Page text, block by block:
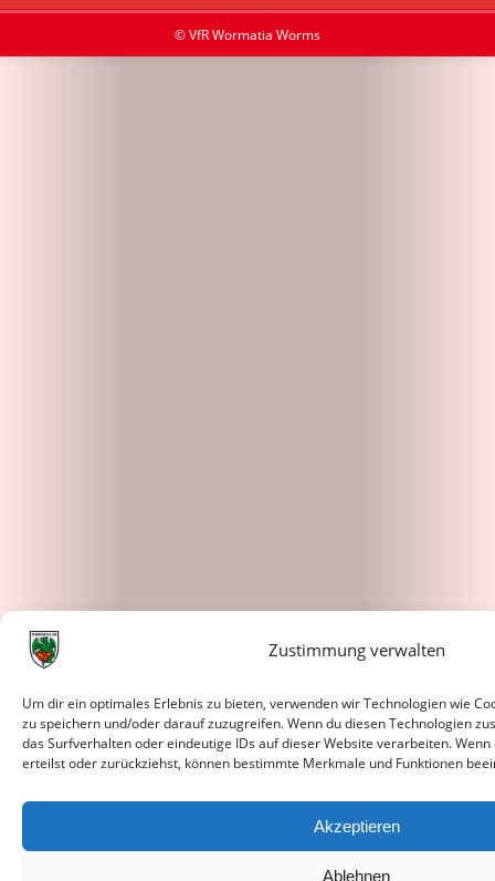
Zustimmung verwalten
Um dir ein optimales Erlebnis zu bieten, verwenden wir Technologien wie
zu speichern und/oder darauf zuzugreifen. Wenn du diesen Technologien
das Surfverhalten oder eindeutige IDs auf dieser Website verarbeiten.
erteilst oder zurückziehst, können bestimmte Merkmale und Funktionen
Akzeptieren
Ablehnen
© VfR Wormatia Worms